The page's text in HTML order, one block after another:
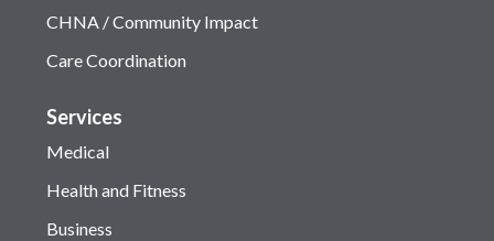
CHNA / Community Impact
Care Coordination
Services
Medical
Health and Fitness
Business